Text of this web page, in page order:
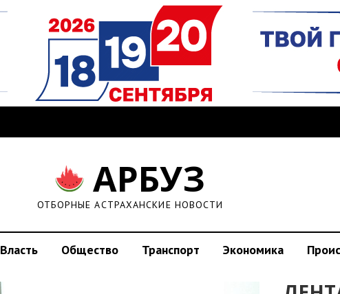
АРБУЗ
ОТБОРНЫЕ АСТРАХАНСКИЕ НОВОСТИ
Власть Общество Транспорт Экономика